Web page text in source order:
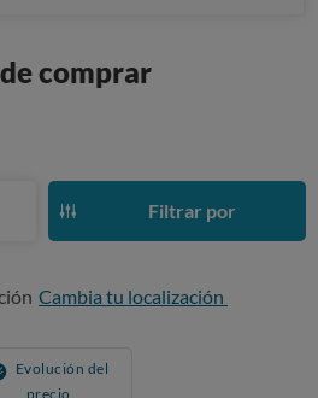
comprar
Filtrar por
Cambia tu localización
Evolución del
precio